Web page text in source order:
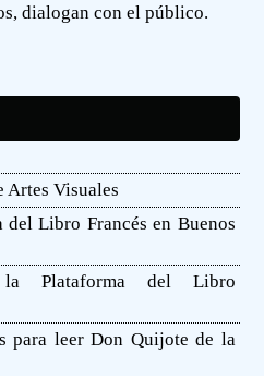
dialogan con el público.
Artes Visuales
del Libro Francés en Buenos
Plataforma del Libro
para leer Don Quijote de la